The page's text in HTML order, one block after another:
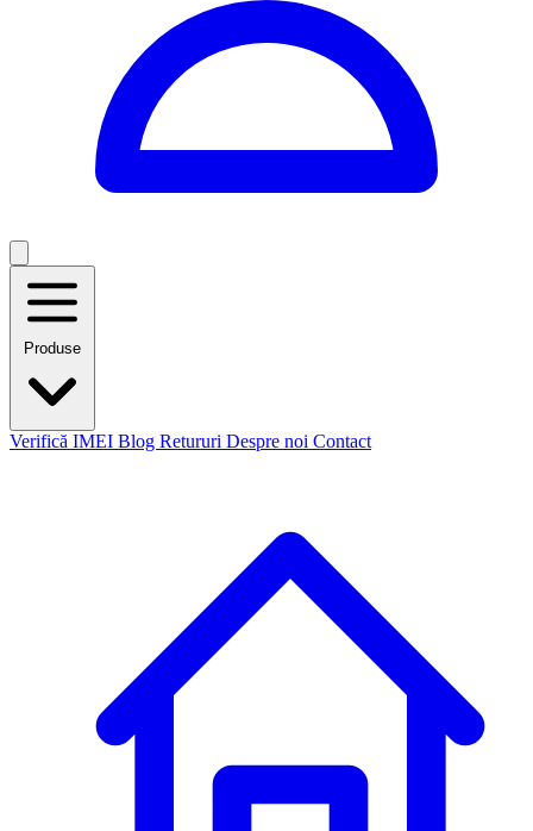
Produse
Verifică IMEI Blog Retururi Despre noi Contact